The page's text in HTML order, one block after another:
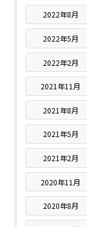
2022年8月
2022年5月
2022年2月
2021年11月
2021年8月
2021年5月
2021年2月
2020年11月
2020年8月